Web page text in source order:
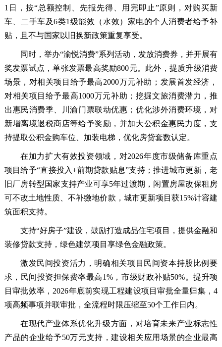
1日，按“总额控制、先报先得、用完即止”原则，对购买新
车、二手车及6类1级能效（水效）家电的个人消费者给予补
贴，且不与国家以旧换新政策重复享受。
同时，举办“渝悦消费”系列活动，发放消费券，并开展有
奖发票试点，单张发票最高奖励800元。此外，提质升级消费
场景，对相关项目给予最高2000万元补助；发展首发经济，
对相关项目给予最高1000万元补助；挖掘文旅消费潜力，推
出惠民消费季、川渝门票联动优惠；优化涉外消费环境，对
新增离境退税商店等给予奖励，并加大公积金惠民力度，支
持提取公积金购车位、加装电梯，优化房贷套数认定。
在加力扩大有效投资领域，对2026年度市级储备库重点
项目给予“直接投入+前期贷款贴息”支持；推进城市更新，老
旧厂房转型国家支持产业可享5年过渡期，闲置房屋改保租房
可不改土地性质、不补缴地价款，城市更新项目获15%计容建
筑面积支持。
支持“好房子”建设，鼓励打造成品住宅项目，提供金融和
装修贷款支持，绿色建筑项目享绿色金融政策。
激发民间投资活力，明确相关项目民间资本持股比例要
求，民间投资担保费率最高1%，市级财政补贴50%。提升项
目审批效率，2026年底前实现工程建设项目审批全量归集，4
项高频事项并联审批，全流程时限压缩至50个工作日内。
在现代产业体系优化升级方面，对培育未来产业标志性
产品的企业给予50万元支持，建设相关应用场景的企业最高